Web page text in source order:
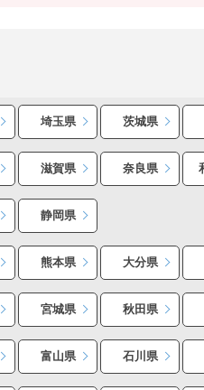
埼玉県 茨城県
滋賀県 奈良県
静岡県
熊本県 大分県
宮城県 秋田県
富山県 石川県